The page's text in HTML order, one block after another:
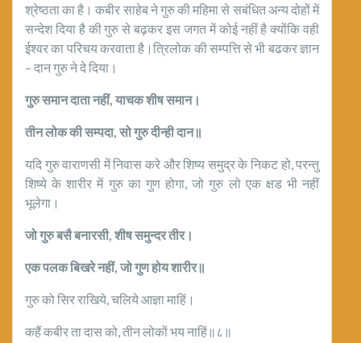
श्रेष्ठता का है। कबीर साहेब ने गुरु की महिमा से सबंधित अन्य दोहों में
सन्देश दिया है की गुरु से बढ़कर इस जगत में कोई नहीं है क्योंकि वही
ईश्वर का परिचय करवाता है।त्रिलोक की सम्पत्ति से भी बढकर ज्ञान
– दान गुरु ने दे दिया।
गुरु समान दाता नहीं, याचक शीष समान।
तीन लोक की सम्पदा, सो गुरु दीन्ही दान॥
यदि गुरु वाराणसी में निवास करे और शिष्य समुद्र के निकट हो, परन्तु
शिष्ये के शारीर में गुरु का गुण होगा, जो गुरु लो एक क्षड भी नहीं
भूलेगा।
जो गुरु बसै बनारसी, शीष समुन्दर तीर।
एक पलक बिखरे नहीं, जो गुण होय शारीर॥
गुरु को सिर राखिये, चलिये आज्ञा माहिं।
कहैं कबीर ता दास को, तीन लोकों भय नाहिं॥८॥